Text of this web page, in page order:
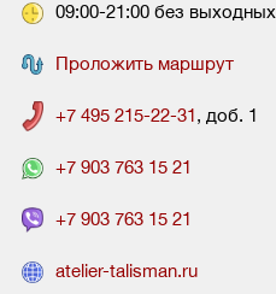
09:00-21:00 без выходных
Проложить маршрут
+7 495 215-22-31, доб. 1
+7 903 763 15 21
+7 903 763 15 21
atelier-talisman.ru